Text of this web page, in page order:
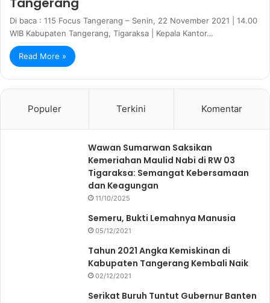
Di baca : 115 Focus Tangerang – Senin, 22 November 2021 | 14.00
WIB Kabupaten Tangerang, Tigaraksa | Kepala Kantor…
Read More »
Populer Terkini Komentar
Wawan Sumarwan Saksikan
Kemeriahan Maulid Nabi di RW 03
Tigaraksa: Semangat Kebersamaan
dan Keagungan
11/10/2025
Semeru, Bukti Lemahnya Manusia
05/12/2021
Tahun 2021 Angka Kemiskinan di
Kabupaten Tangerang Kembali Naik
02/12/2021
Serikat Buruh Tuntut Gubernur Banten